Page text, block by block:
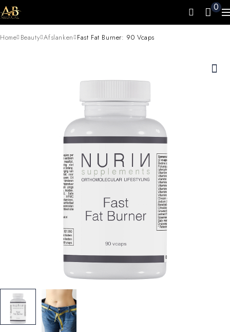
0
Home Beauty Afslanken Fast Fat Burner: 90 Vcaps